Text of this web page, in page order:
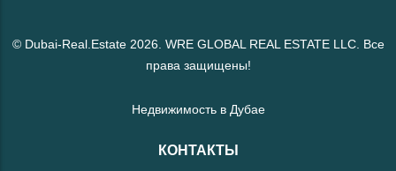
© Dubai-Real.Estate 2026. WRE GLOBAL REAL ESTATE LLC. Все
права защищены!
Недвижимость в Дубае
КОНТАКТЫ